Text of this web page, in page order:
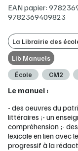
EAN papier:
9782369409823
La Librairie des
Lib Manuels
École
CM2
Le manuel :
- des oeuvres du
littéraires ;- un
compréhension ;-
lexicale en lien avec
progressif à la